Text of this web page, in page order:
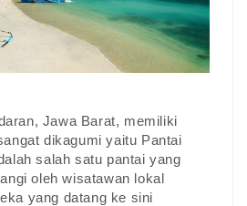
Jawa Barat, memiliki
dikagumi yaitu Pantai
salah satu pantai yang
oleh wisatawan lokal
yang datang ke sini